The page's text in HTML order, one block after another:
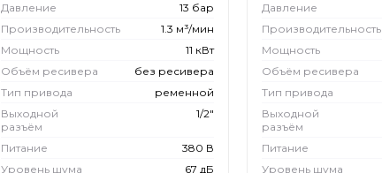
Давление
13 бар
Производительность
1.3 м³/мин
Мощность
11 кВт
Объём ресивера
без ресивера
Тип привода
ременной
Выходной
разъём
1/2"
Питание
380 В
Уровень шума
67 дБ
Давление
Производительность
Мощность
Объём ресивера
Тип привода
Выходной
разъём
Питание
Уровень шума